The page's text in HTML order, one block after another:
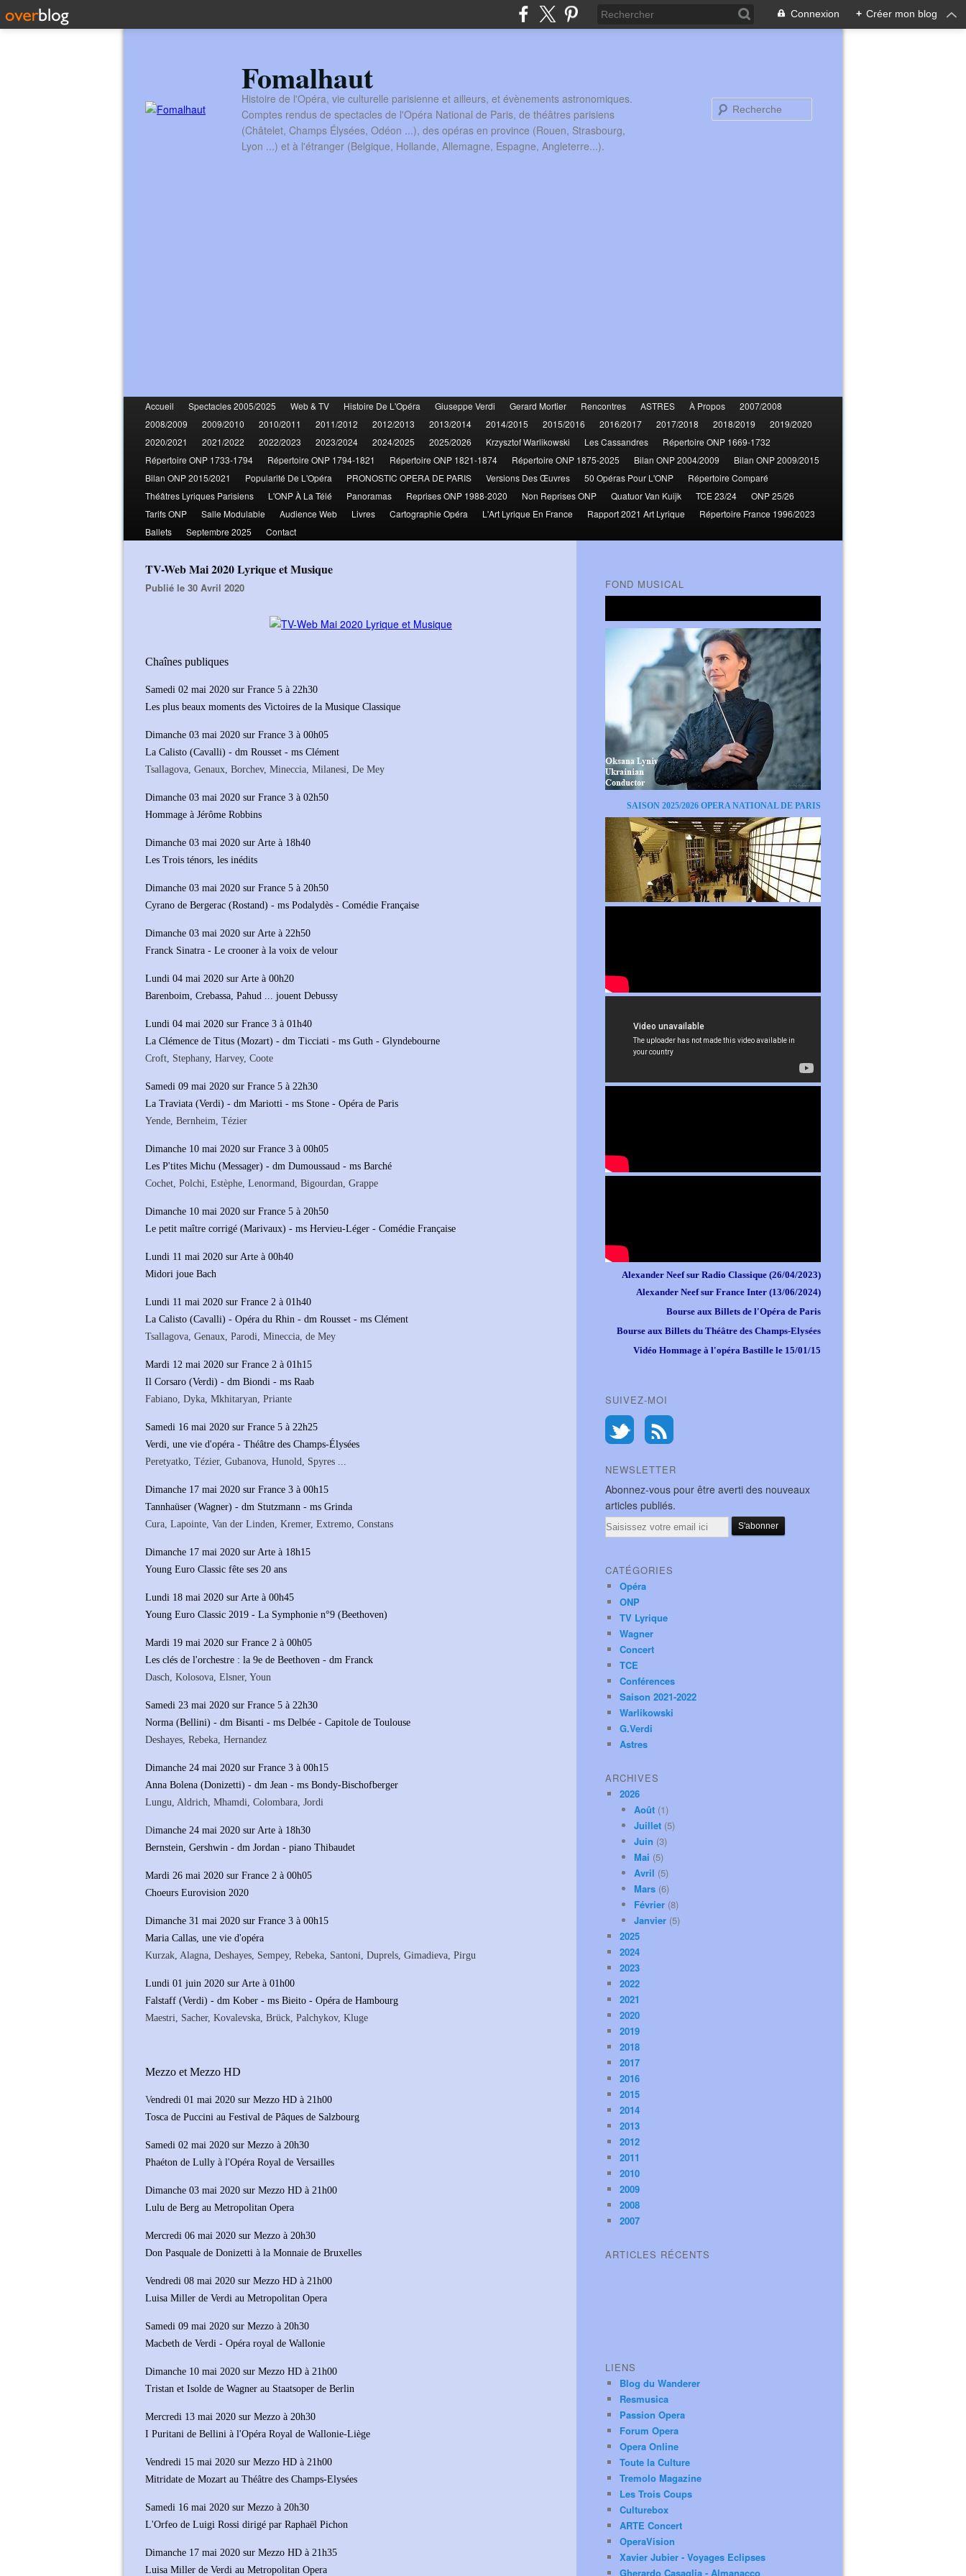
Connexion + Créer mon blog
Fomalhaut
Histoire de l'Opéra, vie culturelle parisienne et ailleurs, et évènements astronomiques.
Comptes rendus de spectacles de l'Opéra National de Paris, de théâtres parisiens
(Châtelet, Champs Élysées, Odéon ...), des opéras en province (Rouen, Strasbourg,
Lyon ...) et à l'étranger (Belgique, Hollande, Allemagne, Espagne, Angleterre...).
Accueil Spectacles 2005/2025 Web & TV Histoire De L'Opéra Giuseppe Verdi Gerard Mortier Rencontres ASTRES À Propos
2007/2008
2008/2009
2009/2010 2010/2011 2011/2012 2012/2013 2013/2014 2014/2015 2015/2016 2016/2017 2017/2018 2018/2019
2019/2020
2020/2021
2021/2022 2022/2023 2023/2024 2024/2025 2025/2026 Krzysztof Warlikowski Les Cassandres
Répertoire ONP 1669-1732
Répertoire ONP 1733-1794
Répertoire ONP 1794-1821 Répertoire ONP 1821-1874 Répertoire ONP 1875-2025 Bilan ONP 2004/2009
Bilan ONP 2009/2015
Bilan ONP 2015/2021
Popularité De L'Opéra PRONOSTIC OPERA DE PARIS Versions Des Œuvres 50 Opéras Pour L'ONP
Répertoire Comparé
Théâtres Lyriques Parisiens
L'ONP À La Télé Panoramas Reprises ONP 1988-2020 Non Reprises ONP Quatuor Van Kuijk TCE 23/24
ONP 25/26
Tarifs ONP
Salle Modulable Audience Web Livres Cartographie Opéra L'Art Lyrique En France Rapport 2021 Art Lyrique
Répertoire France 1996/2023
Ballets
Septembre 2025 Contact
TV-Web Mai 2020 Lyrique et Musique
Publié le 30 Avril 2020
Chaînes publiques
Samedi 02 mai 2020 sur France 5 à 22h30
Les plus beaux moments des Victoires de la Musique Classique
Dimanche 03 mai 2020 sur France 3 à 00h05
La Calisto (Cavalli) - dm Rousset - ms Clément
Tsallagova, Genaux, Borchev, Mineccia, Milanesi, De Mey
Dimanche 03 mai 2020 sur France 3 à 02h50
Hommage à Jérôme Robbins
Dimanche 03 mai 2020 sur Arte à 18h40
Les Trois ténors, les inédits
Dimanche 03 mai 2020 sur France 5 à 20h50
Cyrano de Bergerac (Rostand) - ms Podalydès - Comédie Française
Dimanche 03 mai 2020 sur Arte à 22h50
Franck Sinatra - Le crooner à la voix de velour
Lundi 04 mai 2020 sur Arte à 00h20
Barenboim, Crebassa, Pahud ... jouent Debussy
Lundi 04 mai 2020 sur France 3 à 01h40
La Clémence de Titus (Mozart) - dm Ticciati - ms Guth - Glyndebourne
Croft, Stephany, Harvey, Coote
Samedi 09 mai 2020 sur France 5 à 22h30
La Traviata (Verdi) - dm Mariotti - ms Stone - Opéra de Paris
Yende, Bernheim, Tézier
Dimanche 10 mai 2020 sur France 3 à 00h05
Les P'tites Michu (Messager) - dm Dumoussaud - ms Barché
Cochet, Polchi, Estèphe, Lenormand, Bigourdan, Grappe
Dimanche 10 mai 2020 sur France 5 à 20h50
Le petit maître corrigé (Marivaux) - ms Hervieu-Léger - Comédie Française
Lundi 11 mai 2020 sur Arte à 00h40
Midori joue Bach
Lundi 11 mai 2020 sur France 2 à 01h40
La Calisto (Cavalli) - Opéra du Rhin - dm Rousset - ms Clément
Tsallagova, Genaux, Parodi, Mineccia, de Mey
Mardi 12 mai 2020 sur France 2 à 01h15
Il Corsaro (Verdi) - dm Biondi - ms Raab
Fabiano, Dyka, Mkhitaryan, Priante
Samedi 16 mai 2020 sur France 5 à 22h25
Verdi, une vie d'opéra - Théâtre des Champs-Élysées
Peretyatko, Tézier, Gubanova, Hunold, Spyres ...
Dimanche 17 mai 2020 sur France 3 à 00h15
Tannhaüser (Wagner) - dm Stutzmann - ms Grinda
Cura, Lapointe, Van der Linden, Kremer, Extremo, Constans
Dimanche 17 mai 2020 sur Arte à 18h15
Young Euro Classic fête ses 20 ans
Lundi 18 mai 2020 sur Arte à 00h45
Young Euro Classic 2019 - La Symphonie n°9 (Beethoven)
Mardi 19 mai 2020 sur France 2 à 00h05
Les clés de l'orchestre : la 9e de Beethoven - dm Franck
Dasch, Kolosova, Elsner, Youn
Samedi 23 mai 2020 sur France 5 à 22h30
Norma (Bellini) - dm Bisanti - ms Delbée - Capitole de Toulouse
Deshayes, Rebeka, Hernandez
Dimanche 24 mai 2020 sur France 3 à 00h15
Anna Bolena (Donizetti) - dm Jean - ms Bondy-Bischofberger
Lungu, Aldrich, Mhamdi, Colombara, Jordi
Dimanche 24 mai 2020 sur Arte à 18h30
Bernstein, Gershwin - dm Jordan - piano Thibaudet
Mardi 26 mai 2020 sur France 2 à 00h05
Choeurs Eurovision 2020
Dimanche 31 mai 2020 sur France 3 à 00h15
Maria Callas, une vie d'opéra
Kurzak, Alagna, Deshayes, Sempey, Rebeka, Santoni, Duprels, Gimadieva, Pirgu
Lundi 01 juin 2020 sur Arte à 01h00
Falstaff (Verdi) - dm Kober - ms Bieito - Opéra de Hambourg
Maestri, Sacher, Kovalevska, Brück, Palchykov, Kluge
Mezzo et Mezzo HD
Vendredi 01 mai 2020 sur Mezzo HD à 21h00
Tosca de Puccini au Festival de Pâques de Salzbourg
Samedi 02 mai 2020 sur Mezzo à 20h30
Phaéton de Lully à l'Opéra Royal de Versailles
Dimanche 03 mai 2020 sur Mezzo HD à 21h00
Lulu de Berg au Metropolitan Opera
Mercredi 06 mai 2020 sur Mezzo à 20h30
Don Pasquale de Donizetti à la Monnaie de Bruxelles
Vendredi 08 mai 2020 sur Mezzo HD à 21h00
Luisa Miller de Verdi au Metropolitan Opera
Samedi 09 mai 2020 sur Mezzo à 20h30
Macbeth de Verdi - Opéra royal de Wallonie
Dimanche 10 mai 2020 sur Mezzo HD à 21h00
Tristan et Isolde de Wagner au Staatsoper de Berlin
Mercredi 13 mai 2020 sur Mezzo à 20h30
I Puritani de Bellini à l'Opéra Royal de Wallonie-Liège
Vendredi 15 mai 2020 sur Mezzo HD à 21h00
Mitridate de Mozart au Théâtre des Champs-Elysées
Samedi 16 mai 2020 sur Mezzo à 20h30
L'Orfeo de Luigi Rossi dirigé par Raphaël Pichon
Dimanche 17 mai 2020 sur Mezzo HD à 21h35
Luisa Miller de Verdi au Metropolitan Opera
FOND MUSICAL
SAISON 2025/2026 OPERA NATIONAL DE PARIS
Alexander Neef sur Radio Classique (26/04/2023)
Alexander Neef sur France Inter (13/06/2024)
Bourse aux Billets de l'Opéra de Paris
Bourse aux Billets du Théâtre des Champs-Elysées
Vidéo Hommage à l'opéra Bastille le 15/01/15
SUIVEZ-MOI
NEWSLETTER
Abonnez-vous pour être averti des nouveaux
articles publiés.
Email
CATÉGORIES
Opéra
ONP
TV Lyrique
Wagner
Concert
TCE
Conférences
Saison 2021-2022
Warlikowski
G.Verdi
Astres
ARCHIVES
2026
Août (1)
Juillet (5)
Juin (3)
Mai (5)
Avril (5)
Mars (6)
Février (8)
Janvier (5)
2025
2024
2023
2022
2021
2020
2019
2018
2017
2016
2015
2014
2013
2012
2011
2010
2009
2008
2007
ARTICLES RÉCENTS
LIENS
Blog du Wanderer
Resmusica
Passion Opera
Forum Opera
Opera Online
Toute la Culture
Tremolo Magazine
Les Trois Coups
Culturebox
ARTE Concert
OperaVision
Xavier Jubier - Voyages Eclipses
Gherardo Casaglia - Almanacco